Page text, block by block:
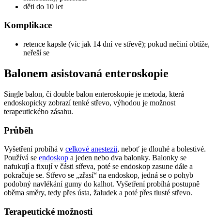
děti do 10 let
Komplikace
retence kapsle (víc jak 14 dní ve střevě); pokud nečiní obtíže,
neřeší se
Balonem asistovaná enteroskopie
Single balon, či double balon enteroskopie je metoda, která
endoskopicky zobrazí tenké střevo, výhodou je možnost
terapeutického zásahu.
Průběh
Vyšetření probíhá v celkové anestezii, neboť je dlouhé a bolestivé.
Používá se endoskop a jeden nebo dva balonky. Balonky se
nafukují a fixují v části střeva, poté se endoskop zasune dále a
pokračuje se. Střevo se „zřasí“ na endoskop, jedná se o pohyb
podobný navlékání gumy do kalhot. Vyšetření probíhá postupně
oběma směry, tedy přes ústa, žaludek a poté přes tlusté střevo.
Terapeutické možnosti